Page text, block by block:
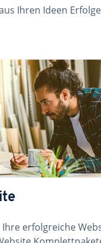
Ihren Ideen
Ihre erfolgreiche